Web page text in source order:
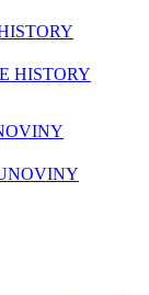
HISTORY